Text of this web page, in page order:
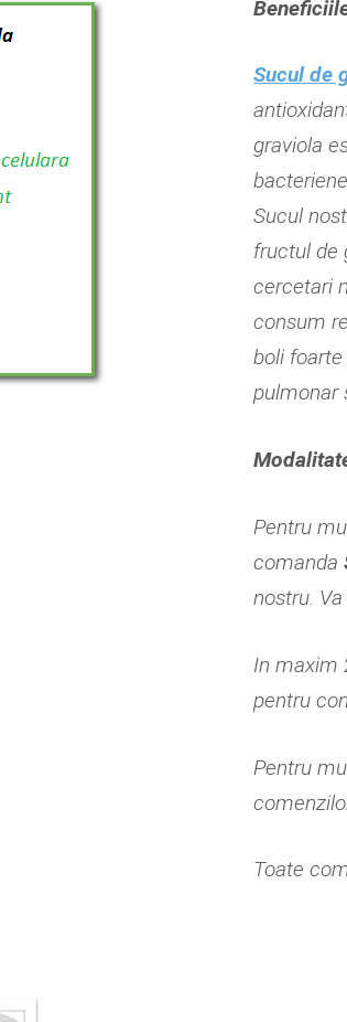
Sucul de
graviola
Sucul
fructul de
cercetari
consum
boli
pulmonar
Pentru
comanda
nostru.
In maxim
pentru
Pentru
Toate